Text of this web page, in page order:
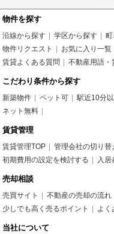
物件を探す
沿線から探す 学区から探す
物件リクエスト
お気に入り一覧
賃貸よくある質問
不動産用語・
こだわり条件から探す
新築物件 ペット可 駅近10分
ネット無料
賃貸管理
賃貸管理TOP 管理会社の切り替
初期費用の設定を検討する
入居
売却相談
売買サイト 不動産の売却の流れ
少しでも高く売るポイント
よく
当社について